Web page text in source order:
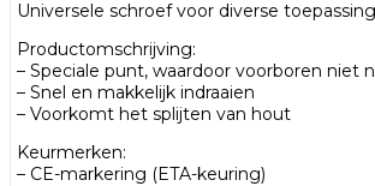
Universele schroef voor diverse
Productomschrijving:
– Speciale punt, waardoor voorboren niet
– Snel en makkelijk indraaien
– Voorkomt het splijten van hout
Keurmerken:
– CE-markering (ETA-keuring)